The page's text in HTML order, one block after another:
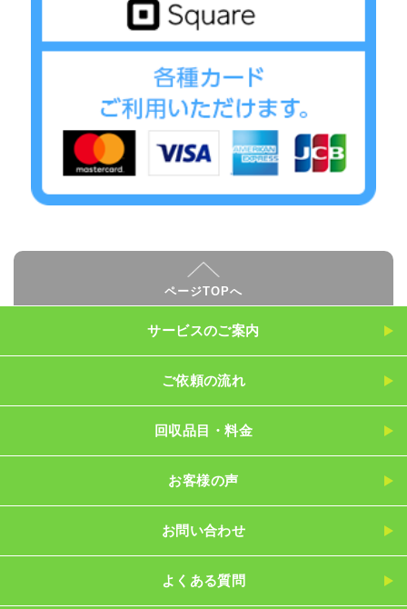
ページTOPへ
サービスのご案内
ご依頼の流れ
回収品目・料金
お客様の声
お問い合わせ
よくある質問